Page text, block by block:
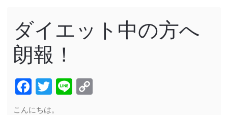
ダイエット中の方へ
朗報！
Facebook
Twitter
Line
こんにちは。